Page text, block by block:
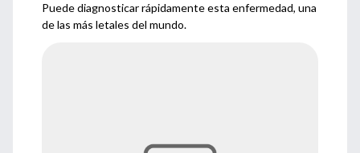
Puede diagnosticar rápidamente esta enfermedad, una
de las más letales del mundo.